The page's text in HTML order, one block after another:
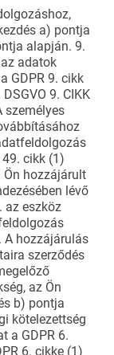
a) pontja
alapján. 9.
adatok
GDPR 9. cikk
9. CIKK
személyes
cikk (1)
Ön hozzájárult
lévő
az eszköz
A hozzájárulás
szerződés
az Ön
b) pontja
kötelezettség
a GDPR 6.
6. cikke (1)